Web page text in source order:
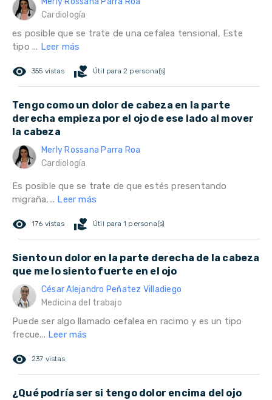
Cardiología
es posible que se trate de una cefalea tensional, Este
tipo ... Leer más
remove_red_eye 355 vistas volunteer_activism Útil para 2 persona(s)
Tengo como un dolor de cabeza en la parte
derecha empieza por el ojo de ese lado al mover
la cabeza
Merly Rossana Parra Roa
Cardiología
Es posible que se trate de que estés presentando
migraña,... Leer más
remove_red_eye 176 vistas volunteer_activism Útil para 1 persona(s)
Siento un dolor en la parte derecha de la cabeza
que me lo siento fuerte en el ojo
César Alejandro Peñatez Villadiego
Medicina del trabajo
Puede ser algo llamado cefalea en racimo y es un tipo
frecue... Leer más
remove_red_eye 237 vistas
¿Qué podría ser si tengo dolor encima del ojo